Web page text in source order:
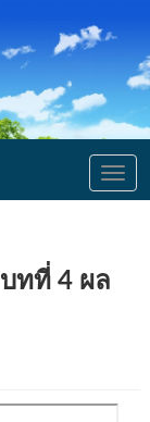
ทที่ 4 ผล